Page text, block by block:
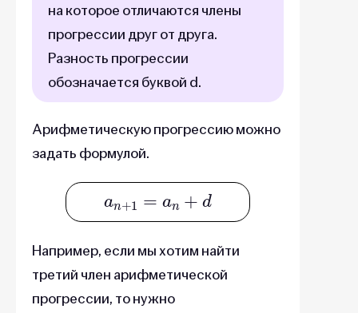
на которое отличаются члены
прогрессии друг от друга.
Разность прогрессии
обозначается буквой d.
Арифметическую прогрессию можно
задать формулой.
Например, если мы хотим найти
третий член арифметической
прогрессии, то нужно